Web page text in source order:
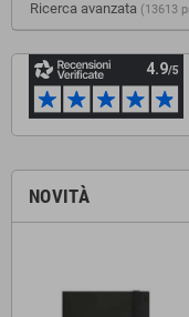
Ricerca avanzata (13613
NOVITÀ